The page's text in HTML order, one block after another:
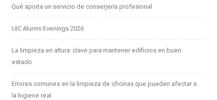
Qué aporta un servicio de conserjería profesional
UIC Alumni Evenings 2026
La limpieza en altura: clave para mantener edificios en buen
estado
Errores comunes en la limpieza de oficinas que pueden afectar a
la higiene real